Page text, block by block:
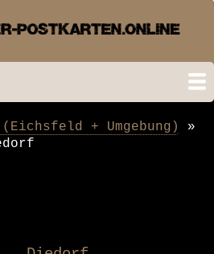
zum
Inhalt
+ Umgebung)